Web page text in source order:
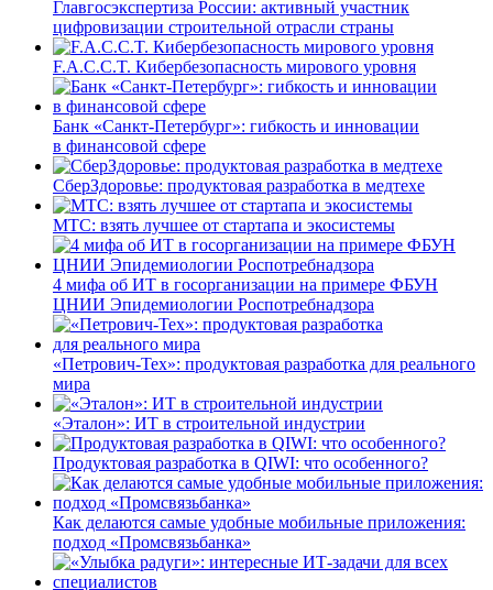
Главгосэкспертиза России: активный участник
цифровизации строительной отрасли страны
F.A.C.C.T. Кибербезопасность мирового уровня
Банк «Санкт-Петербург»: гибкость и инновации
в финансовой сфере
СберЗдоровье: продуктовая разработка в медтехе
МТС: взять лучшее от стартапа и экосистемы
4 мифа об ИТ в госорганизации на примере ФБУН
ЦНИИ Эпидемиологии Роспотребнадзора
«Петрович-Тех»: продуктовая разработка для реального
мира
«Эталон»: ИТ в строительной индустрии
Продуктовая разработка в QIWI: что особенного?
Как делаются самые удобные мобильные приложения:
подход «Промсвязьбанка»